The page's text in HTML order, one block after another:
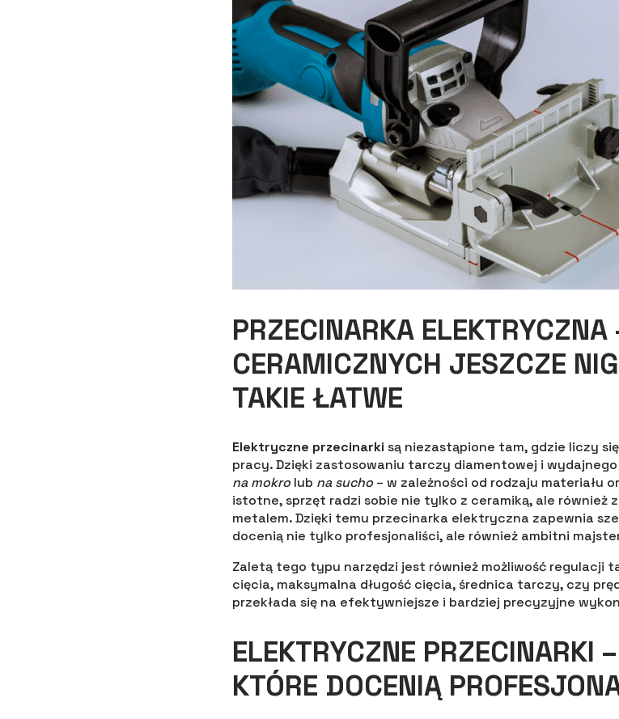
PRZECINARKA
CERAMICZNYCH JESZCZE
TAKIE ŁATWE
Elektryczne przecinarki są niezastąpione tam, gdzie liczy
pracy. Dzięki zastosowaniu tarczy diamentowej i
na mokrolub na sucho– w zależności od rodzaju materiału
istotne, sprzęt radzi sobie nie tylko z ceramiką, ale również
metalem. Dzięki temu przecinarka elektryczna zapewnia
docenią nie tylko profesjonaliści, ale również ambitni
Zaletą tego typu narzędzi jest również możliwość regulacji
cięcia, maksymalna długość cięcia, średnica tarczy, czy
przekłada się na efektywniejsze i bardziej precyzyjne
ELEKTRYCZNE PRZECINARKI
KTÓRE DOCENIĄ